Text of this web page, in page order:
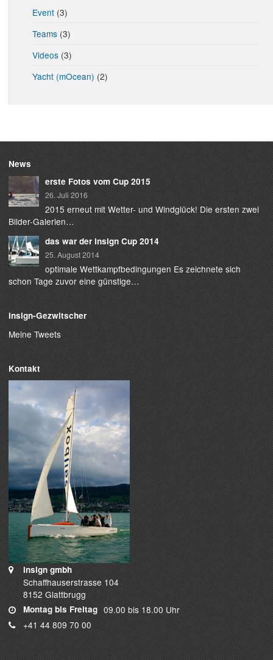
Event(3)
Teams(3)
Videos(3)
Yacht (mOcean) (2)
News
erste Fotos vom Cup 2015
26. Juli 2016
2015 erneut mit Wetter- und Windglück! Die ersten zwei
Bilder-Galerien…
das war der insign Cup 2014
25. August 2014
optimale Wettkampfbedingungen Es zeichnete sich
schon Tage zuvor eine günstige…
insign-Gezwitscher
Meine Tweets
Kontakt
insign gmbh
Schaffhauserstrasse 104
8152 Glattbrugg
Montag bis Freitag 09.00 bis 18.00 Uhr
+41 44 809 70 00